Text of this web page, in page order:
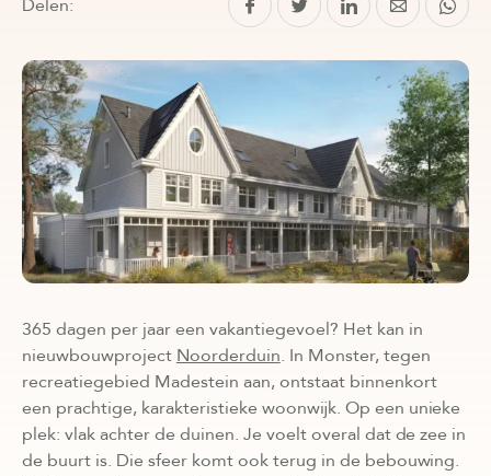
Delen:
365 dagen per jaar een vakantiegevoel? Het kan in
nieuwbouwproject Noorderduin. In Monster, tegen
recreatiegebied Madestein aan, ontstaat binnenkort
een prachtige, karakteristieke woonwijk. Op een unieke
plek: vlak achter de duinen. Je voelt overal dat de zee in
de buurt is. Die sfeer komt ook terug in de bebouwing.